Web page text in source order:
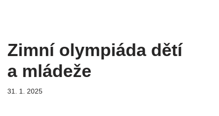
Zimní olympiáda dětí
a mládeže
31. 1. 2025